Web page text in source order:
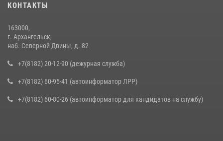
КОНТАКТЫ
163000,
г. Архангельск,
наб. Северной Двины, д. 82
+7(8182) 20-12-90 (дежурная служба)
+7(8182) 60-95-41 (автоинформатор ЛРР)
+7(8182) 60-80-26 (автоинформатор для кандидатов на службу)